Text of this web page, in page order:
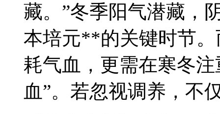
藏。”冬季阳气潜藏，
本培元**的关键时节。
耗气血，更需在寒冬
血”。若忽视调养，不